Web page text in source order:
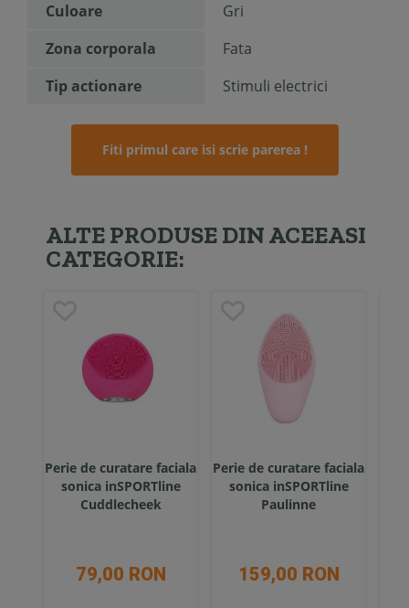
Culoare
Gri
Zona corporala
Fata
Tip actionare
Stimuli electrici
Fiti primul care isi scrie parerea !
ALTE PRODUSE DIN ACEEASI
CATEGORIE:
Perie de curatare faciala
sonica inSPORTline
Cuddlecheek
79,00 RON
Perie de curatare faciala
sonica inSPORTline
Paulinne
159,00 RON